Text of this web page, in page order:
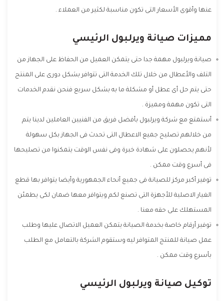
عنها وأقوى الأسعار التى تكون مناسبة لكثير من العملاء .
مميزات صيانة ويرلبول الرئيسي
صيانة ويرلبول مهمة جدا حتى يتمكن العميل من الحفاظ على الجهاز من
التلف والأعطال من خلال تلك الخدمة التى تتوافر بشكل دورى على المنتج
حتى يتم حل أى عطل أو مشكلة ما به بشكل سريع فنحن نقدم الخدمات
التى تكون مهمة ومميزة .
أستمتع مع شركة ويرلبول بأفضل فريق من الفنيين العاملين لدينا يتم
من خلالهم تصليح جميع الاعطال التى تحدث فى الجهاز بكل سهولة
لأنهم يحصلون على شهادة خبرة وفى نفس الوقت يتمكنوا من تصليحها
فى أسرع وقت ممكن .
توفير أكبر مركز للصيانة فى جميع أنحاء الجمهورية وأيضا يتوافر بها قطع
الغيار الاصلية للأجهزة التى تصنع لكم ويتوافر معها ضمان لكى يطمئن
المستهلك على حقه معنا .
توفير أرقام خاصة بخدمة الصيانة يتمكن العميل الاتصال عليها وطلب
عمل صيانة للمنتج المتوافر ليه وستقوم الشركة بالتعامل مع الطلب
بأسرع وقت ممكن .
توكيل صيانة ويرلبول الرئيسي